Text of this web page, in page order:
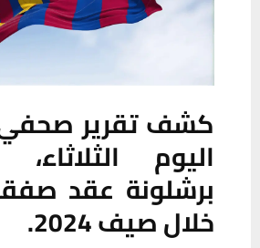
كشف تقرير صحفي
اليوم
برشلونة عقد
خلال صيف 2024.